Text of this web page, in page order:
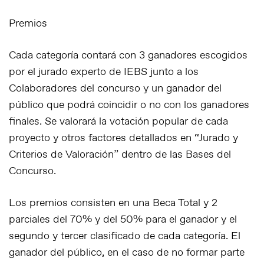
Premios
Cada categoría contará con 3 ganadores escogidos
por el jurado experto de IEBS junto a los
Colaboradores del concurso y un ganador del
público que podrá coincidir o no con los ganadores
finales. Se valorará la votación popular de cada
proyecto y otros factores detallados en “Jurado y
Criterios de Valoración” dentro de las Bases del
Concurso.
Los premios consisten en una Beca Total y 2
parciales del 70% y del 50% para el ganador y el
segundo y tercer clasificado de cada categoría. El
ganador del público, en el caso de no formar parte